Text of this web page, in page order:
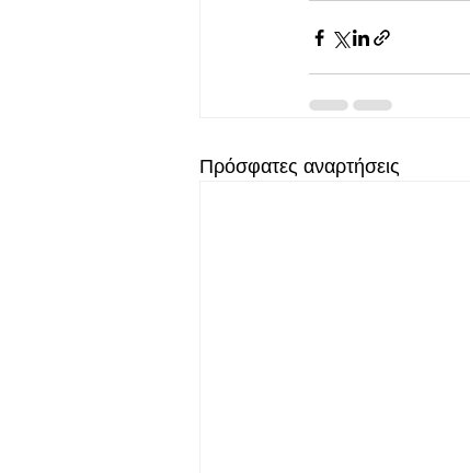
Πρόσφατες αναρτήσεις